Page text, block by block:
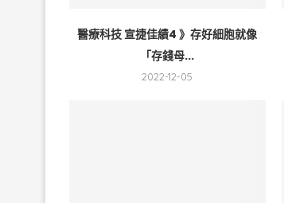
醫療科技 宣捷佳績4 》存好細胞就像
「存錢母...
2022-12-05